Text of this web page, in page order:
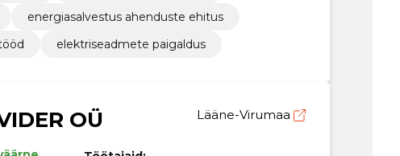
energiasalvestus ahenduste ehitus
elektriseadmete paigaldus
OÜ Lääne-Virumaa